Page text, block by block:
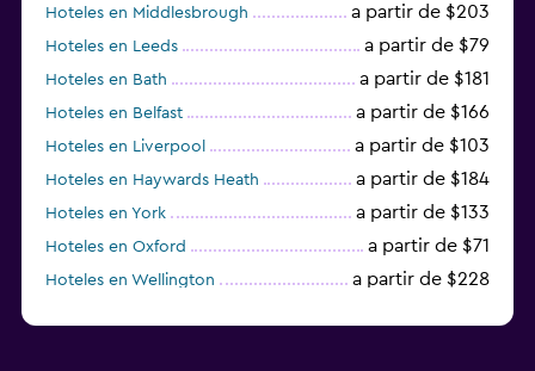
Hoteles en Middlesbrough a partir de $203
Hoteles en Leeds a partir de $79
Hoteles en Bath a partir de $181
Hoteles en Belfast a partir de $166
Hoteles en Liverpool a partir de $103
Hoteles en Haywards Heath a partir de $184
Hoteles en York a partir de $133
Hoteles en Oxford a partir de $71
Hoteles en Wellington a partir de $228